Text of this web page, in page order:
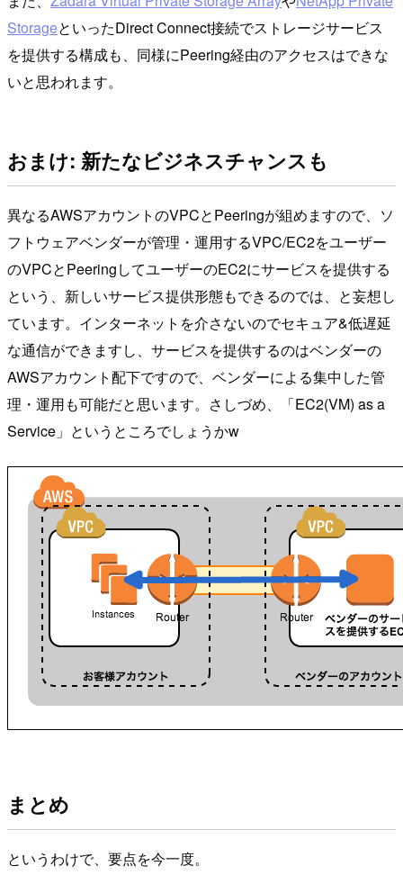
StorageといったDirect Connect接続でストレージサービス
を提供する構成も、同様にPeering経由のアクセスはできな
いと思われます。
おまけ: 新たなビジネスチャンスも
異なるAWSアカウントのVPCとPeeringが組めますので、ソ
フトウェアベンダーが管理・運用するVPC/EC2をユーザー
のVPCとPeeringしてユーザーのEC2にサービスを提供する
という、新しいサービス提供形態もできるのでは、と妄想し
ています。インターネットを介さないのでセキュア&低遅延
な通信ができますし、サービスを提供するのはベンダーの
AWSアカウント配下ですので、ベンダーによる集中した管
理・運用も可能だと思います。さしづめ、「EC2(VM) as a
Service」というところでしょうかw
まとめ
というわけで、要点を今一度。